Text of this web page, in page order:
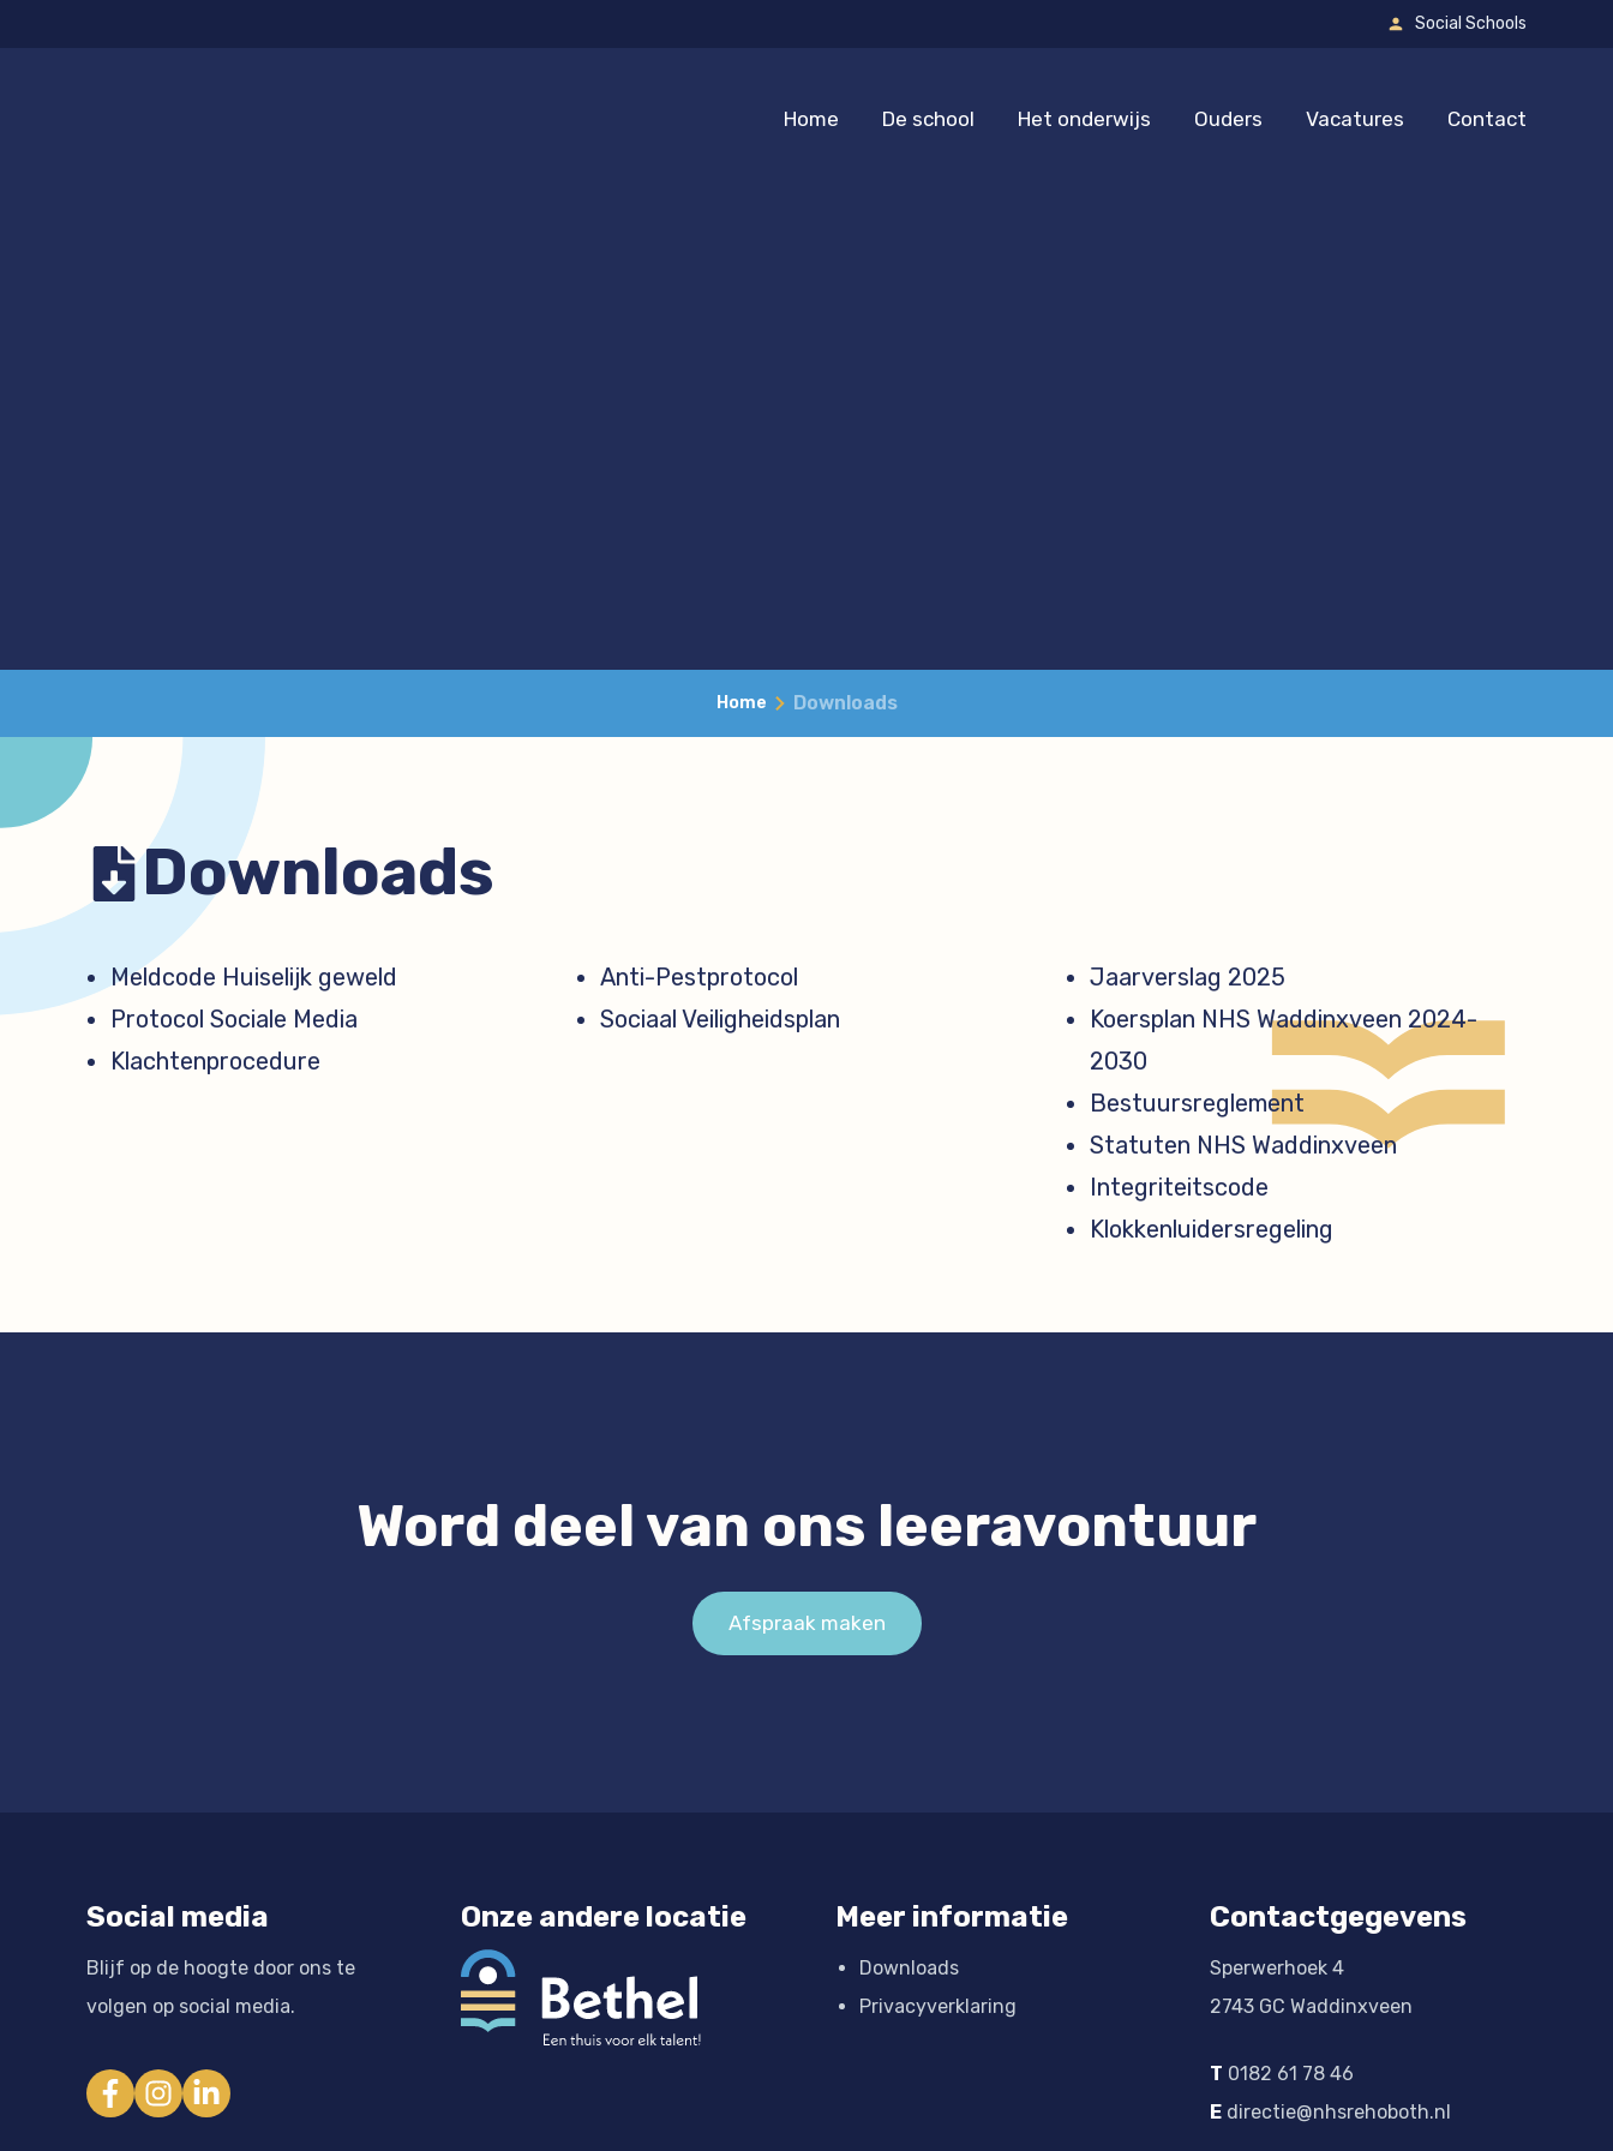
Social Schools
Home De school Het onderwijs Ouders Vacatures Contact
Home Downloads
Downloads
Meldcode Huiselijk geweld
Protocol Sociale Media
Klachtenprocedure
Anti-Pestprotocol
Sociaal Veiligheidsplan
Jaarverslag 2025
Koersplan NHS Waddinxveen 2024-
2030
Bestuursreglement
Statuten NHS Waddinxveen
Integriteitscode
Klokkenluidersregeling
Word deel van ons leeravontuur
Afspraak maken
Social media
Blijf op de hoogte door ons te
volgen op social media.
Onze andere locatie Meer informatie
Downloads
Privacyverklaring
Contactgegevens
Sperwerhoek 4
2743 GC Waddinxveen
T 0182 61 78 46
E directie@nhsrehoboth.nl